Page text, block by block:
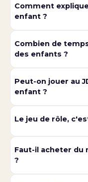
Comment
enfant ?
Combien de
des enfants ?
Peut-on jouer au
enfant ?
Le jeu de rôle,
Faut-il acheter du
?